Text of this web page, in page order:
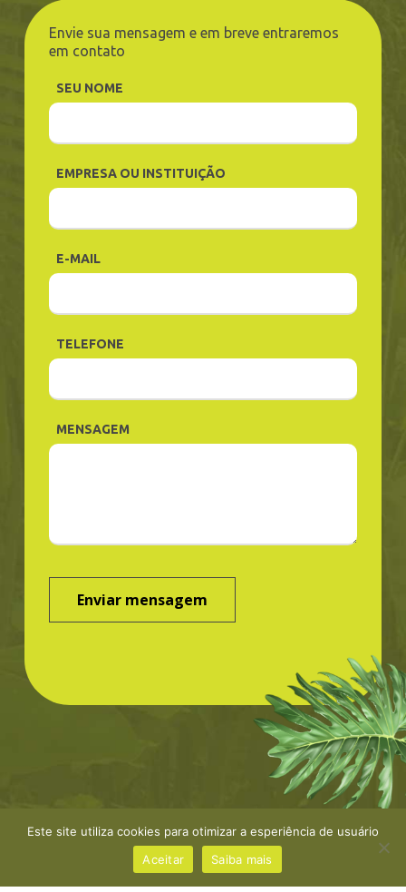
Envie sua mensagem e em breve entraremos
em contato
SEU NOME
EMPRESA OU INSTITUIÇÃO
E-MAIL
TELEFONE
MENSAGEM
©Greenbond | site porNaçãoDesign |Política de
privacidade
Este site utiliza cookies para otimizar a esperiência de usuário
Aceitar
Saiba mais